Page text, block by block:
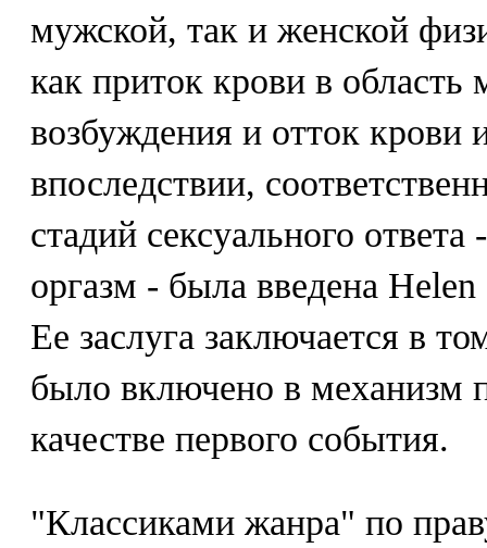
мужской, так и женской
как приток крови в область
возбуждения и отток крови
впоследствии,
стадий сексуального
оргазм - была введена
Ее заслуга заключается в
было включено в механизм
качестве первого события.
"Классиками жанра" по